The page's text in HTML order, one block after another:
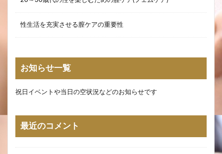
性生活を充実させる膣ケアの重要性
お知らせ一覧
祝日イベントや当日の空状況などのお知らせです
最近のコメント